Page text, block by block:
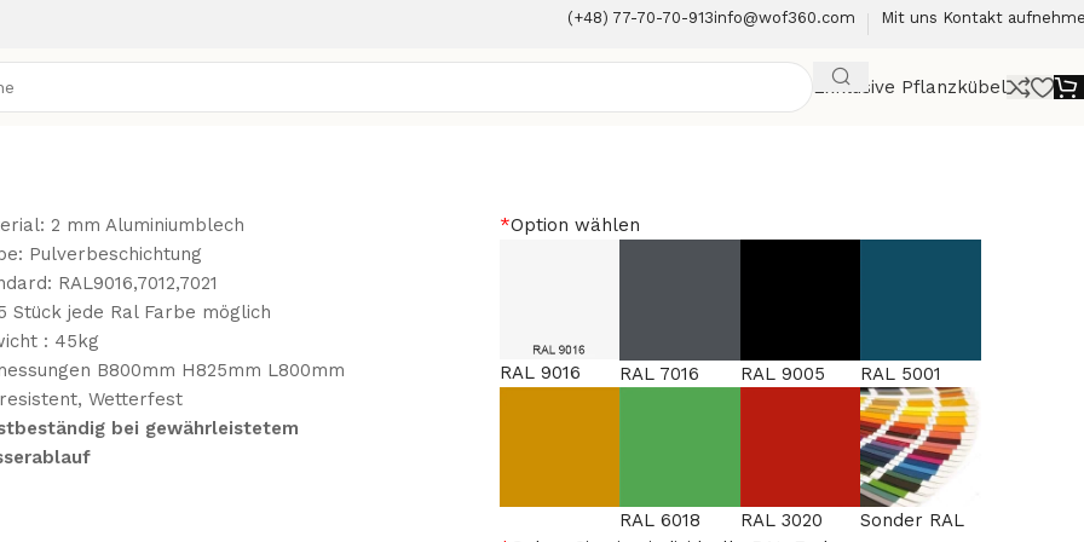
(+48) 77-70-70-913info@wof360.com Mit uns Kontakt
Exklusive Pflanzkübel
2 mm Aluminiumblech
Pulverbeschichtung
RAL9016,7012,7021
Stück jede Ral Farbe möglich
: 45kg
B800mm H825mm L800mm
Wetterfest
bei gewährleistetem
*Option wählen
RAL 9016 RAL 7016 RAL 9005 RAL 5001
RAL 6018 RAL 3020
Sonder RAL